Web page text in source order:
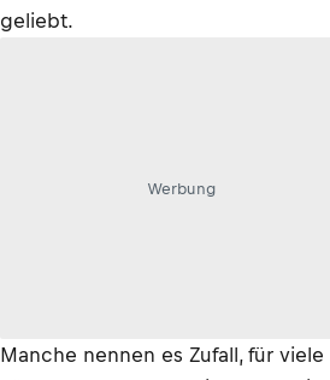
geliebt.
Werbung
Manche nennen es Zufall, für